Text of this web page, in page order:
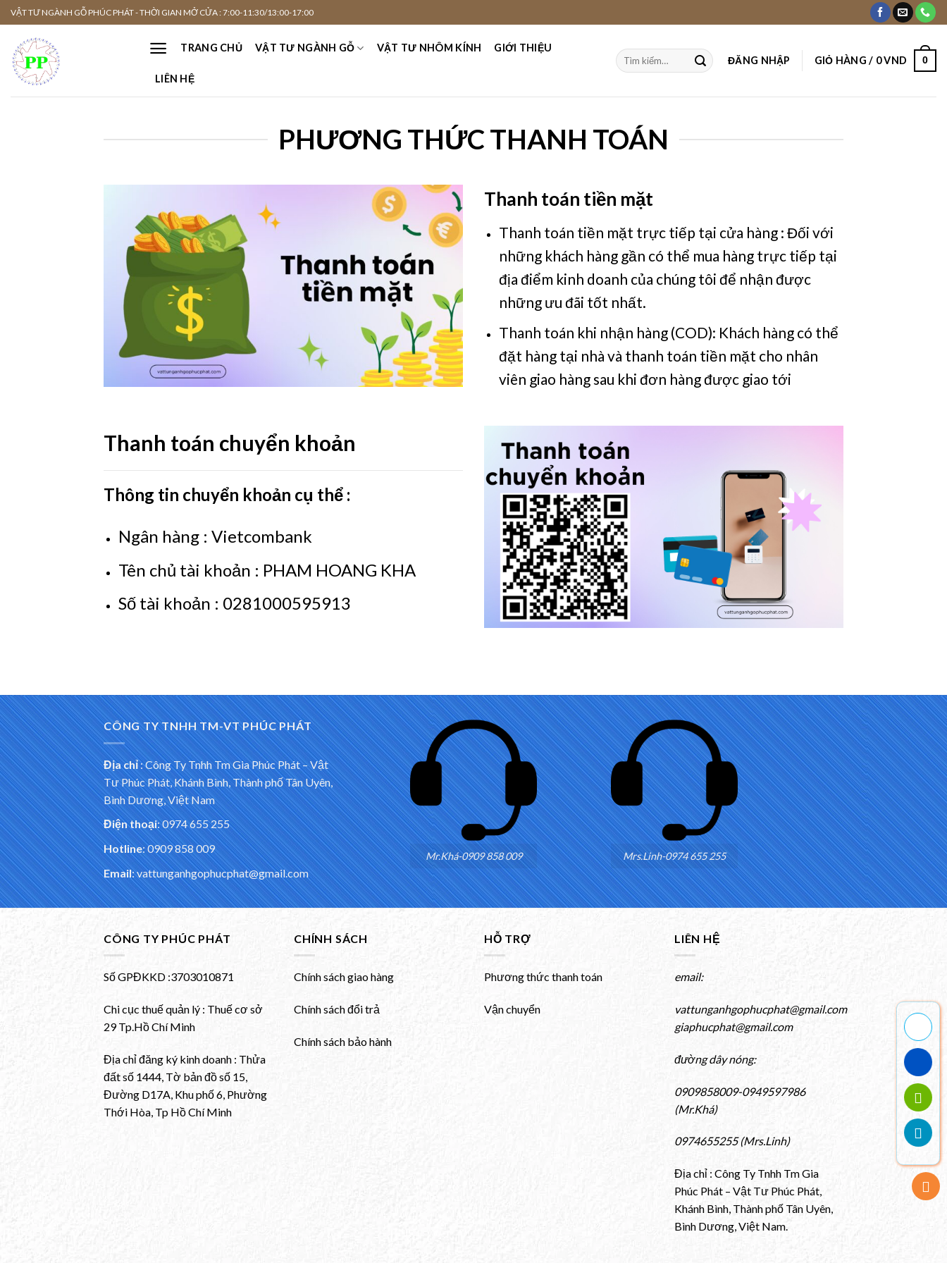
Skip
to
content
VẬT TƯ NGÀNH GỖ PHÚC PHÁT - THỜI GIAN MỞ CỬA : 7:00-11:30/13:00-17:00
TRANG CHỦ VẬT TƯ NGÀNH GỖ VẬT TƯ NHÔM KÍNH GIỚI THIỆU
LIÊN HỆ
Tìm
kiếm:
ĐĂNG NHẬP GIỎ HÀNG / 0VND 0
PHƯƠNG THỨC THANH TOÁN
Thanh toán tiền mặt
Thanh toán tiền mặt trực tiếp tại cửa hàng : Đối với
những khách hàng gần có thể mua hàng trực tiếp tại
địa điểm kinh doanh của chúng tôi để nhận được
những ưu đãi tốt nhất.
Thanh toán khi nhận hàng (COD): Khách hàng có thể
đặt hàng tại nhà và thanh toán tiền mặt cho nhân
viên giao hàng sau khi đơn hàng được giao tới
Thanh toán chuyển khoản
Thông tin chuyển khoản cụ thể :
Ngân hàng : Vietcombank
Tên chủ tài khoản : PHAM HOANG KHA
Số tài khoản : 0281000595913
CÔNG TY TNHH TM-VT PHÚC PHÁT
Địa chỉ:Công Ty Tnhh Tm Gia Phúc Phát – Vật
Tư Phúc Phát, Khánh Bình, Thành phố Tân Uyên,
Bình Dương, Việt Nam
Điện thoại: 0974 655 255
Hotline: 0909 858 009
Email: vattunganhgophucphat@gmail.com
Mr.Khá-0909 858 009 Mrs.Linh-0974 655 255
CÔNG TY PHÚC PHÁT
Số GPĐKKD :3703010871
Chi cục thuế quản lý : Thuế cơ sở
29 Tp.Hồ Chí Minh
Địa chỉ đăng ký kinh doanh : Thửa
đất số 1444, Tờ bản đồ số 15,
Đường D17A, Khu phố 6, Phường
Thới Hòa, Tp Hồ Chí Minh
CHÍNH SÁCH
Chính sách giao hàng
Chính sách đổi trả
Chính sách bảo hành
HỖ TRỢ
Phương thức thanh toán
Vận chuyển
LIÊN HỆ
email:
vattunganhgophucphat@gmail.com
giaphucphat@gmail.com
đường dây nóng:
0909858009-0949597986
(Mr.Khá)
0974655255 (Mrs.Linh)
Địa chỉ : Công Ty Tnhh Tm Gia
Phúc Phát – Vật Tư Phúc Phát,
Khánh Bình, Thành phố Tân Uyên,
Bình Dương, Việt Nam.